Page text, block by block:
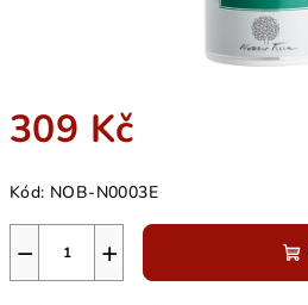
309 Kč
cena:
Kód: NOB-N0003E
+
−